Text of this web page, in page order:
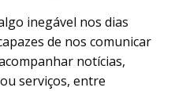
inegável nos dias
de nos comunicar
notícias,
serviços, entre